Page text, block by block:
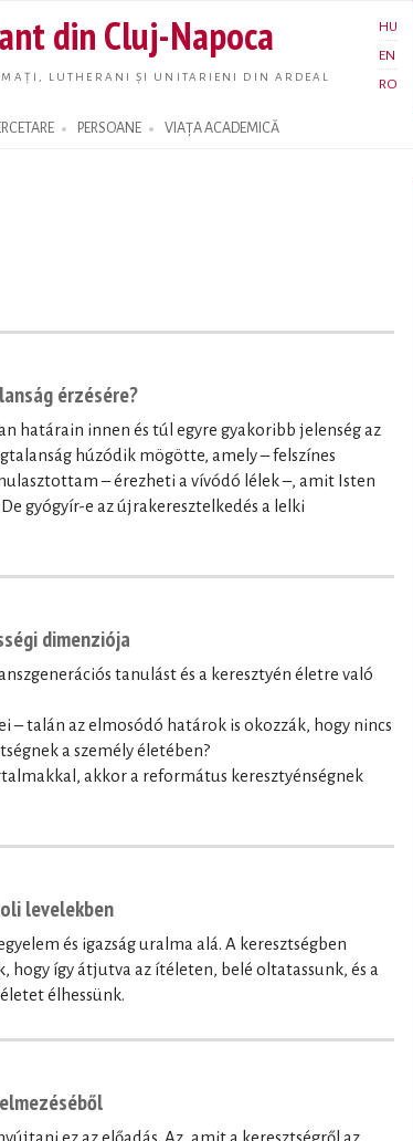
main
content
din Cluj-Napoca
LUTHERANI ȘI UNITARIENI DIN ARDEAL
HU
EN
RO
PERSOANE VIAȚA ACADEMICĂ
érzésére?
határain innen és túl egyre gyakoribb jelenség az
húzódik mögötte, amely – felszínes
– érezheti a vívódó lélek –, amit Isten
gyógyír-e az újrakeresztelkedés a lelki
dimenziója
tanulást és a keresztyén életre való
– talán az elmosódó határok is okozzák, hogy nincs
a személy életében?
akkor a református keresztyénségnek
levelekben
és igazság uralma alá. A keresztségben
így átjutva az ítéleten, belé oltatassunk, és a
élhessünk.
ez az előadás. Az, amit a keresztségről az